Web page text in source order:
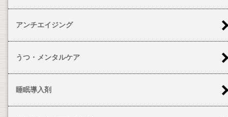
アンチエイジング
うつ・メンタルケア
睡眠導入剤